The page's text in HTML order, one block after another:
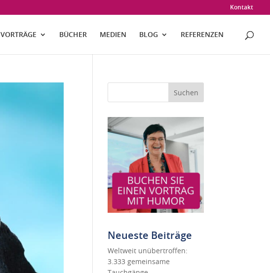
Kontakt
VORTRÄGE BÜCHER MEDIEN BLOG REFERENZEN
Neueste Beiträge
Weltweit unübertroffen:
3.333 gemeinsame